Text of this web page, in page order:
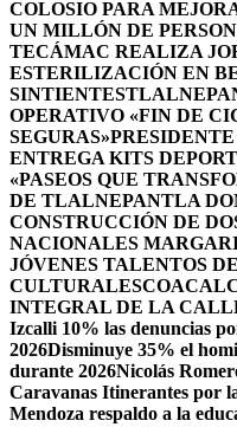
COLOSIO PARA
UN MILLÓN DE
TECÁMAC REALIZA
ESTERILIZACIÓN EN
SINTIENTES
OPERATIVO «FIN DE
SEGURAS»
ENTREGA KITS
«PASEOS QUE
DE TLALNEPANTLA
CONSTRUCCIÓN DE
NACIONALES
JÓVENES TALENTOS
CULTURALES
INTEGRAL DE LA
Izcalli 10% las denuncias
2026Disminuye 35% el
durante 2026Nicolás
Caravanas Itinerantes por
Mendoza respaldo a la